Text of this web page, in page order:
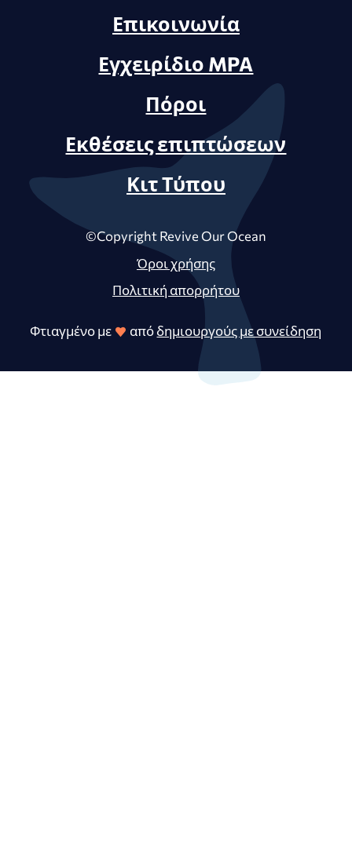
Επικοινωνία
Εγχειρίδιο MPA
Πόροι
Εκθέσεις επιπτώσεων
Κιτ Τύπου
©Copyright Revive Our Ocean
Όροι χρήσης
Πολιτική απορρήτου
Φτιαγμένο με από δημιουργούς με συνείδηση